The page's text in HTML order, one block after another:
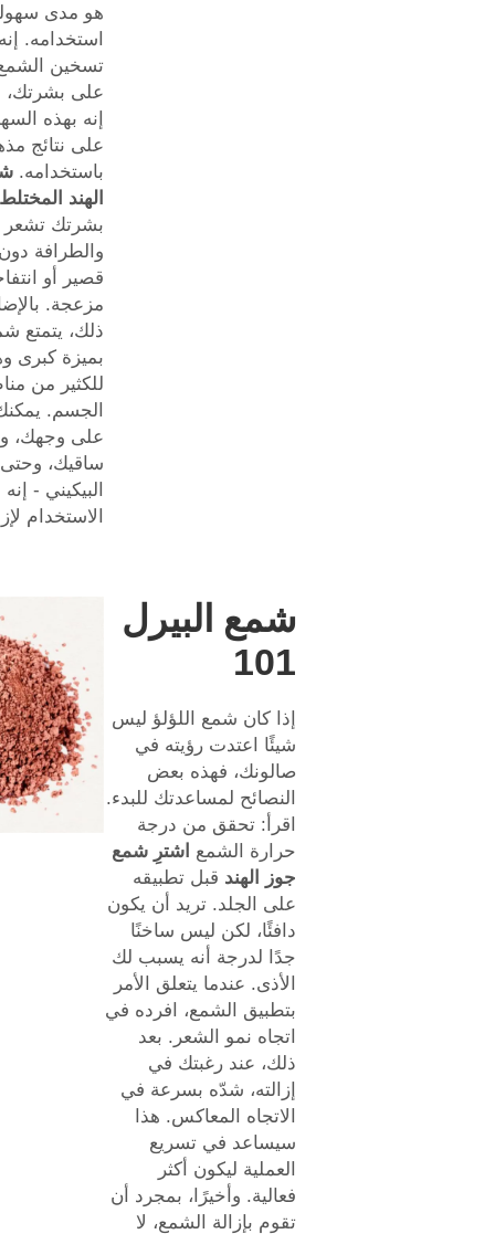
هو مدى
استخدامه.
تسخين
على بشرتك،
إنه بهذه
على نتائج
باستخدامه.
الهند
بشرتك تشعر
والطرافة
قصير أو
مزعجة.
ذلك، يتمتع
بميزة كبرى
للكثير من
الجسم.
على وجهك،
ساقيك،
البيكيني -
الاستخدام
شمع البيرل
101
إذا كان شمع اللؤلؤ ليس
شيئًا اعتدت رؤيته في
صالونك، فهذه بعض
النصائح لمساعدتك للبدء.
اقرأ: تحقق من درجة
حرارة الشمع اشترِ شمع
جوز الهند قبل تطبيقه
على الجلد. تريد أن يكون
دافئًا، لكن ليس ساخنًا
جدًا لدرجة أنه يسبب لك
الأذى. عندما يتعلق الأمر
بتطبيق الشمع، افرده في
اتجاه نمو الشعر. بعد
ذلك، عند رغبتك في
إزالته، شدّه بسرعة في
الاتجاه المعاكس. هذا
سيساعد في تسريع
العملية ليكون أكثر
فعالية. وأخيرًا، بمجرد أن
تقوم بإزالة الشمع، لا